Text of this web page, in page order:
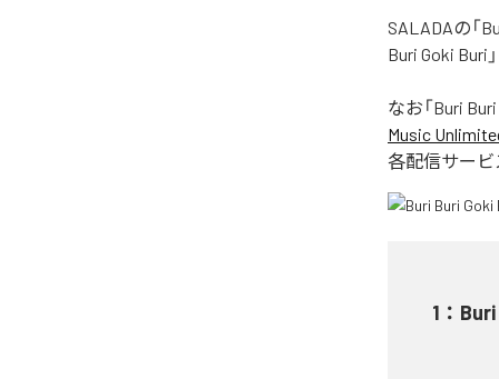
SALADAの「
Buri Goki Buri
なお「Buri
Music
各配信サービ
1 ：